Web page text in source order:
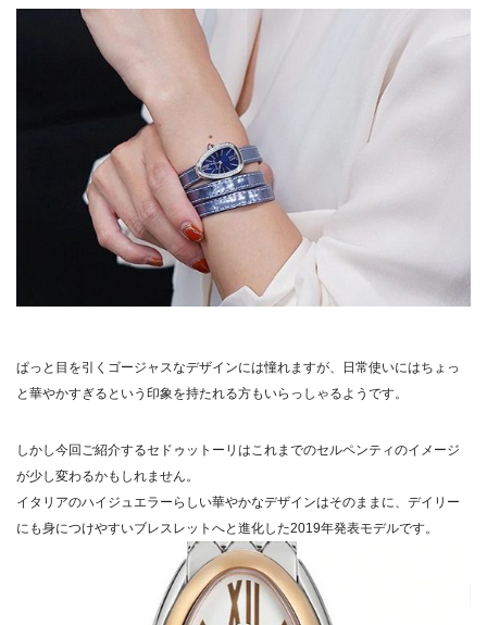
ぱっと目を引くゴージャスなデザインには憧れますが、日常使いにはちょっ
と華やかすぎるという印象を持たれる方もいらっしゃるようです。
しかし今回ご紹介するセドゥットーリはこれまでのセルペンティのイメージ
が少し変わるかもしれません。
イタリアのハイジュエラーらしい華やかなデザインはそのままに、デイリー
にも身につけやすいブレスレットへと進化した2019年発表モデルです。